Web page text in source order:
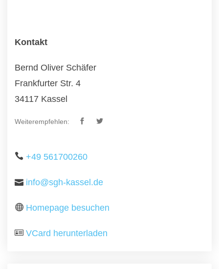
Kontakt
Bernd Oliver Schäfer
Frankfurter Str. 4
34117 Kassel
Weiterempfehlen:
+49 561700260
info@sgh-kassel.de
Homepage besuchen
VCard herunterladen